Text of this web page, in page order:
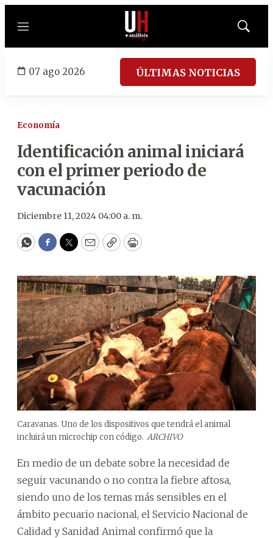
Menú
Mostrar
07 ago 2026 ÚLTIMAS NOTICIAS
Economía
Identificación animal iniciará
con el primer periodo de
vacunación
Diciembre 11, 2024 04:00 a. m.
WhatsApp
Facebook
Twitter
EmailCopyPrint
Caravanas. Uno de los dispositivos que tendrá el animal
incluirá un microchip con código. ARCHIVO
En medio de un debate sobre la necesidad de
seguir vacunando o no contra la fiebre aftosa,
siendo uno de los temas más sensibles en el
ámbito pecuario nacional, el Servicio Nacional de
Calidad y Sanidad Animal confirmó que la